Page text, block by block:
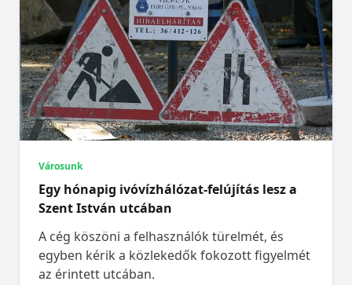
Városunk
Egy hónapig ivóvízhálózat-felújítás lesz a
Szent István utcában
A cég köszöni a felhasználók türelmét, és
egyben kérik a közlekedők fokozott figyelmét
az érintett utcában.